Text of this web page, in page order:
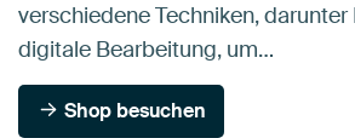
verschiedene Techniken, darunter
digitale Bearbeitung, um…
Shop besuchen